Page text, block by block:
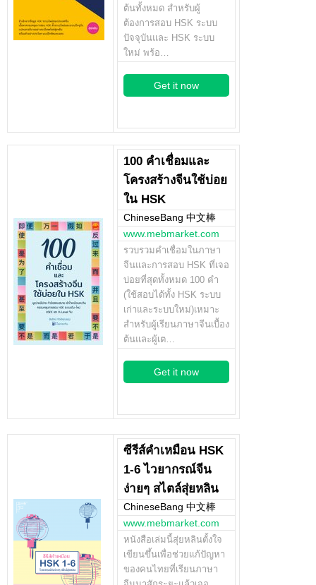
ต้นทั้งหมด สำหรับผู้
ต้องการสอบ HSK ระบบ
ปัจจุบันและ HSK ระบบ
ใหม่ พร้อ…
Get it now
100 คำเชื่อมและ
โครงสร้างจีนใช้บ่อย
ใน HSK
ChineseBang 中文棒
www.mebmarket.com
รวบรวมคำเชื่อมในภาษา
จีนและการสอบ HSK ที่เจอ
บ่อยที่สุดทั้งหมด 100 คำ
(ใช้สอบได้ทั้ง HSK ระบบ
เก่าและระบบใหม่)เหมาะ
สำหรับผู้เรียนภาษาจีนเบื้อง
ต้นและผู้เต…
Get it now
ซีรีส์คำเหมือน HSK
1-6 ไวยากรณ์จีน
ง่ายๆ สไตล์สุ่ยหลิน
ChineseBang 中文棒
www.mebmarket.com
หนังสือเล่มนี้สุ่ยหลินตั้งใจ
เขียนขึ้นเพื่อช่วยแก้ปัญหา
ของคนไทยที่เรียนภาษา